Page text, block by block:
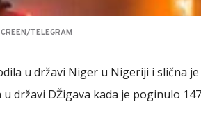
TELEGRAM
u državi Niger u Nigeriji i slična
državi DŽigava kada je poginulo